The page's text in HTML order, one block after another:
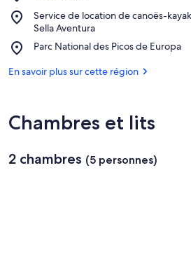
romain
Service de location de canoës-
Sella Aventura
Place,
Service
de
location
de
canoës-
Aventura
Parc National des Picos de Europa
Place,
National
Europa
En savoir plus sur cette région
Chambres et lits
2 chambres (5 personnes)